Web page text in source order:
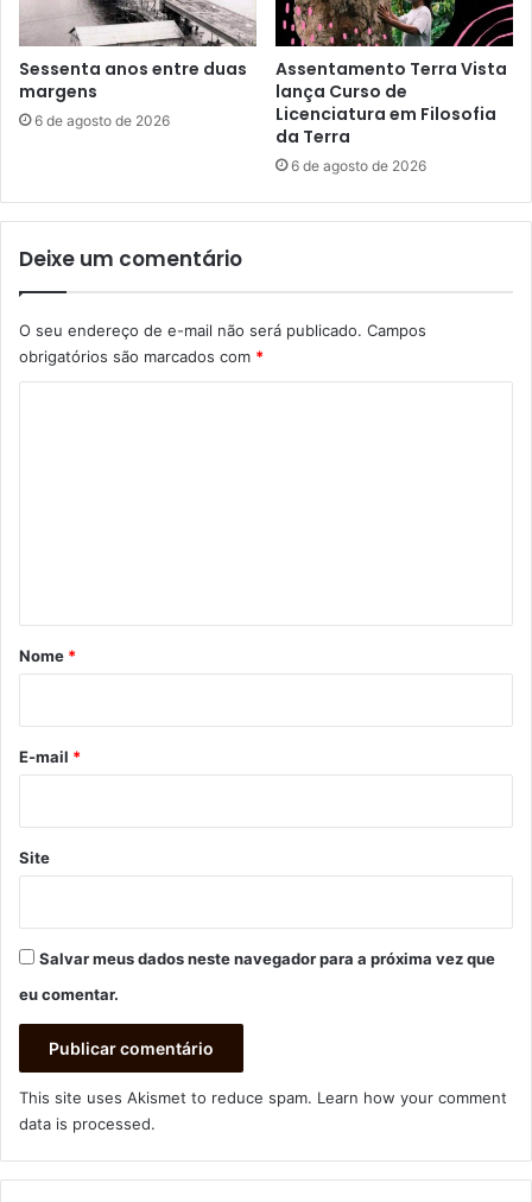
Sessenta anos entre duas
margens
6 de agosto de 2026
Assentamento Terra Vista
lança Curso de
Licenciatura em Filosofia
da Terra
6 de agosto de 2026
Deixe um comentário
O seu endereço de e-mail não será publicado. Campos
obrigatórios são marcados com *
r
*
Nome *
E-mail *
Site
Salvar meus dados neste navegador para a próxima vez que
eu comentar.
This site uses Akismet to reduce spam. Learn how your comment
data is processed.